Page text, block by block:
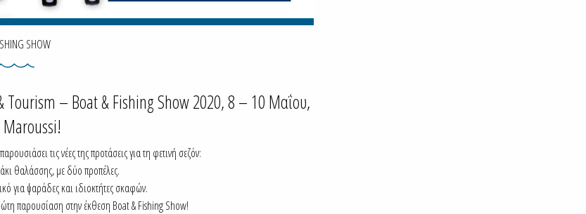
SHOW
Tourism – Boat & Fishing Show 2020, 8 – 10 Μαΐου,
τις νέες της προτάσεις για τη φετινή σεζόν:
θαλάσσης, με δύο προπέλες.
για ψαράδες και ιδιοκτήτες σκαφών.
παρουσίαση στην έκθεση Boat & Fishing Show!